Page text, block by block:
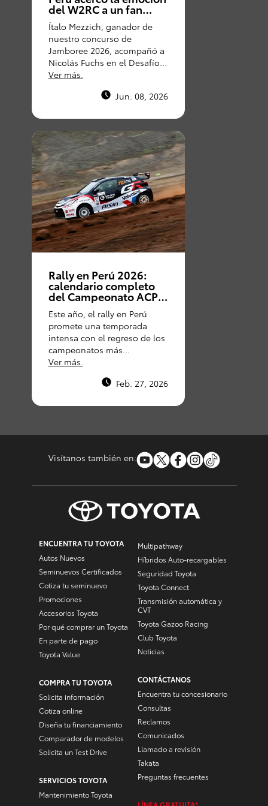
Consultas
del W2RC a un fan
peruano en Argentina
Ítalo Mezzich, ganador de
nuestro concurso de
Jamboree 2026, acompañó a
Nicolás Fuchs en el Desafío
Ruta 40, viviendo de cerca
exigentes del rally-raid
Gazoo Racing Perú.
Ver más.
Jun. 08, 2026
Rally en Perú 2026:
calendario completo
del Campeonato ACP y
Caminos del Inca
Este año, el rally en Perú
promete una temporada
intensa con el regreso de los
campeonatos más
importantes del
Campeonato ACP y el
Ver más.
Feb. 27, 2026
Visítanos también en:
ENCUENTRA TU TOYOTA
Autos Nuevos
Seminuevos Certificados
Cotiza tu seminuevo
Promociones
Accesorios Toyota
Por qué comprar un Toyota
En parte de pago
Toyota Value
COMPRA TU TOYOTA
Solicita información
Cotiza online
Diseña tu financiamiento
Comparador de modelos
Solicita un Test Drive
SERVICIOS TOYOTA
Mantenimiento Toyota
Multipathway
Híbridos Auto-recargables
Seguridad Toyota
Toyota Connect
Transmisión automática y
CVT
Toyota Gazoo Racing
Club Toyota
Noticias
CONTÁCTANOS
Encuentra tu concesionario
Consultas
Reclamos
Comunicados
Llamado a revisión
Takata
Preguntas frecuentes